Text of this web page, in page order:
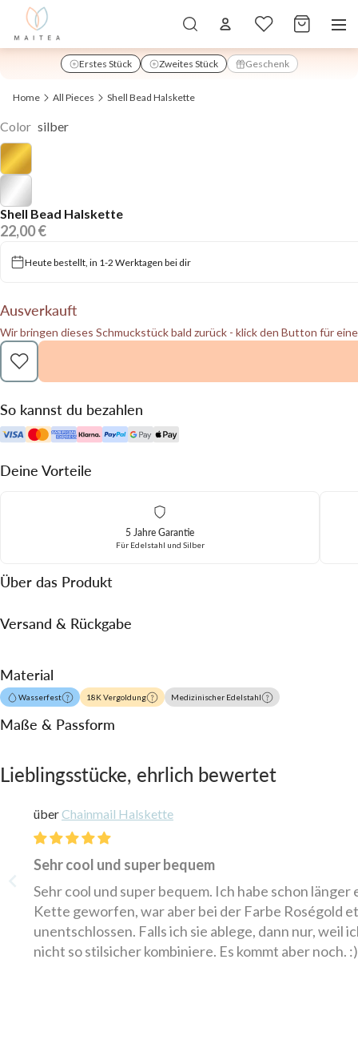
Erstes Stück Zweites Stück Geschenk
Home All Pieces Shell Bead Halskette
Color silber
Shell Bead Halskette
22,00 €
Heute bestellt, in 1-2 Werktagen bei dir
Ausverkauft
Wir bringen dieses Schmuckstück bald zurück - klick den Button für
So kannst du bezahlen
Deine Vorteile
5 Jahre Garantie
Für Edelstahl und Silber
Über das Produkt
Versand & Rückgabe
Material
Wasserfest 18K Vergoldung Medizinischer Edelstahl
Maße & Passform
Lieblingsstücke, ehrlich bewertet
Chainmail Halskette
Sehr cool und super bequem
Sehr cool und super bequem. Ich habe schon länger ein Auge auf die
Kette geworfen, war aber bei der Farbe Roségold
unentschlossen. Falls ich sie ablege, dann nur, weil
nicht so stilsicher kombiniere. Es kommt aber noch. :)